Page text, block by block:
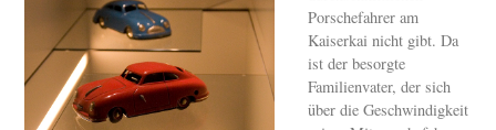
Porschefahrer am
Kaiserkai nicht gibt. Da
ist der besorgte
Familienvater, der sich
über die Geschwindigkeit